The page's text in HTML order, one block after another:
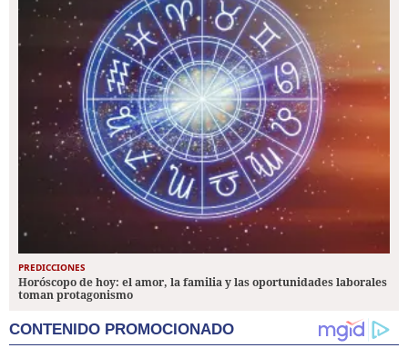
PREDICCIONES
Horóscopo de hoy: el amor, la familia y las oportunidades laborales
toman protagonismo
CONTENIDO PROMOCIONADO